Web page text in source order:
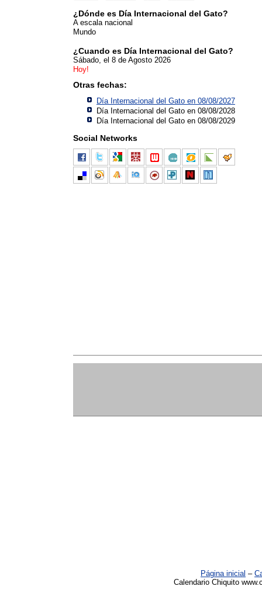
¿Dónde es Día Internacional del Gato?
A escala nacional
Mundo
¿Cuando es Día Internacional del Gato?
Sábado, el 8 de Agosto 2026
Hoy!
Otras fechas:
Día Internacional del Gato en 08/08/2027
Día Internacional del Gato en 08/08/2028
Día Internacional del Gato en 08/08/2029
Social Networks
Página inicial –
Calendario Chiquito